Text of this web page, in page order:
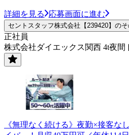
詳細を見る 応募画面に進む
セントスタッフ株式会社【239420】の
正社員
株式会社ダイエックス関西 4t夜間
《無理なく続ける》夜勤×接客な